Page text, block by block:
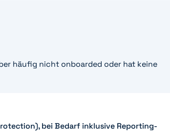
häufig nicht onboarded oder hat keine
bei Bedarf inklusive Reporting-